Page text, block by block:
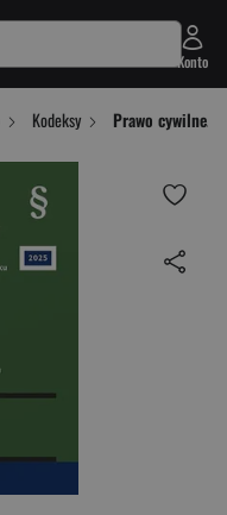
Konto
Kodeksy Prawo cywilne.